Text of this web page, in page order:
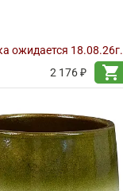
ожидается 18.08.26г.
2 176 ₽
shopping_cart